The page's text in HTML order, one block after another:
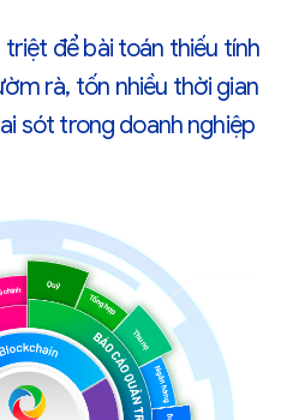
để bài toán thiếu tính
rà, tốn nhiều thời gian
sót trong doanh nghiệp